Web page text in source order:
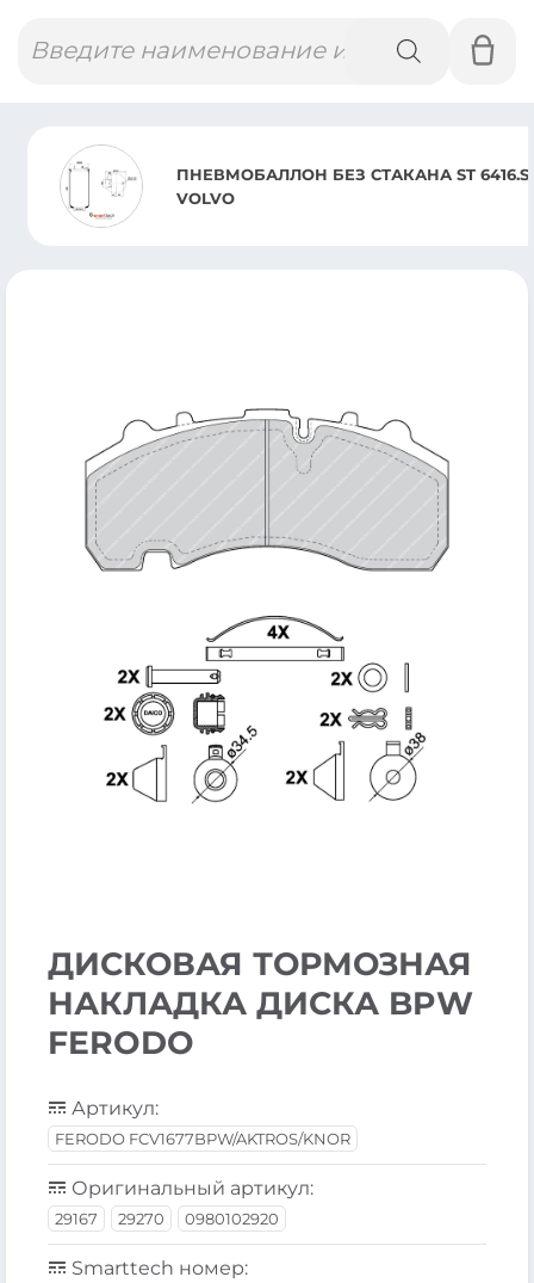
товаров
ПНЕВМОБАЛЛОН БЕЗ СТАКАНА ST 6416.S
VOLVO
ДИСКОВАЯ ТОРМОЗНАЯ
НАКЛАДКА ДИСКА BPW
FERODO
Артикул:
FERODO FCV1677BPW/AKTROS/KNOR
Оригинальный артикул:
29167 29270 0980102920
Smarttech номер: